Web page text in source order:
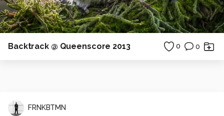
Backtrack @ Queenscore 2013 0 0
FRNKBTMN